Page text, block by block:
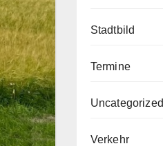
Stadtbild
Termine
Uncategorized
Verkehr